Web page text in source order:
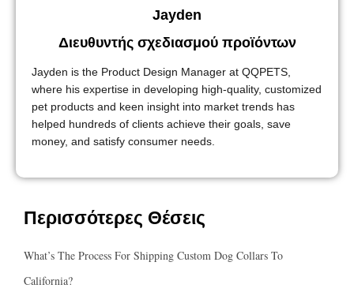
Jayden
Διευθυντής σχεδιασμού προϊόντων
Jayden is the Product Design Manager at QQPETS,
where his expertise in developing high-quality, customized
pet products and keen insight into market trends has
helped hundreds of clients achieve their goals, save
money, and satisfy consumer needs.
Περισσότερες Θέσεις
What’s The Process For Shipping Custom Dog Collars To
California?